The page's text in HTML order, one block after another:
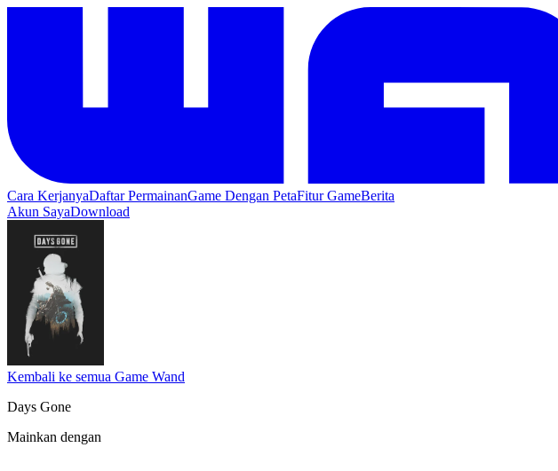
Cara KerjanyaDaftar PermainanGame Dengan PetaFitur GameBerita
Akun SayaDownload
Kembali ke semua Game Wand
Days Gone
Mainkan dengan